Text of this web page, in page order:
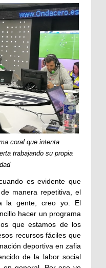
coral que intenta
trabajando su propia
es evidente que
manera repetitiva, el
la gente, creo yo. El
hacer un programa
que estamos de los
recursos fáciles que
deportiva en zafia
de la labor social